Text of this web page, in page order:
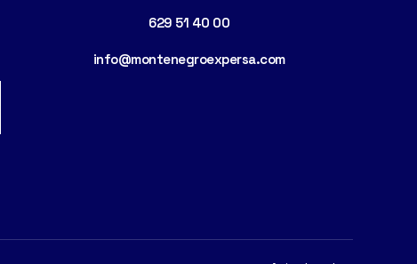
629 51 40 00
info@montenegroexpersa.com